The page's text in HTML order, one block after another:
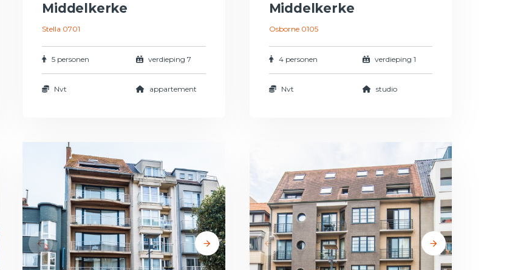
Middelkerke
Stella 0701
5 personen verdieping 7
Nvt appartement
Middelkerke
Osborne 0105
4 personen verdieping 1
Nvt studio